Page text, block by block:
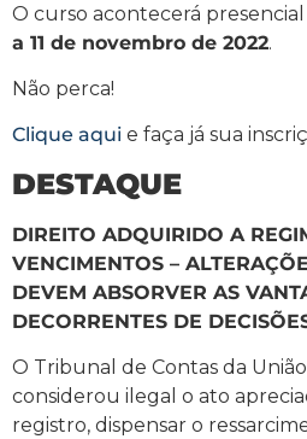
O curso acontecerá presencial
a 11 de novembro de 2022.
Não perca!
Clique aqui e faça já sua
DESTAQUE
DIREITO ADQUIRIDO A
VENCIMENTOS –
DEVEM ABSORVER AS
DECORRENTES DE
O Tribunal de Contas da
considerou ilegal o ato
registro, dispensar o